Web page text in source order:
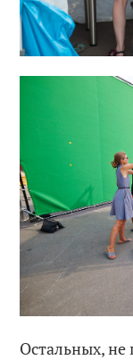
Остальных,